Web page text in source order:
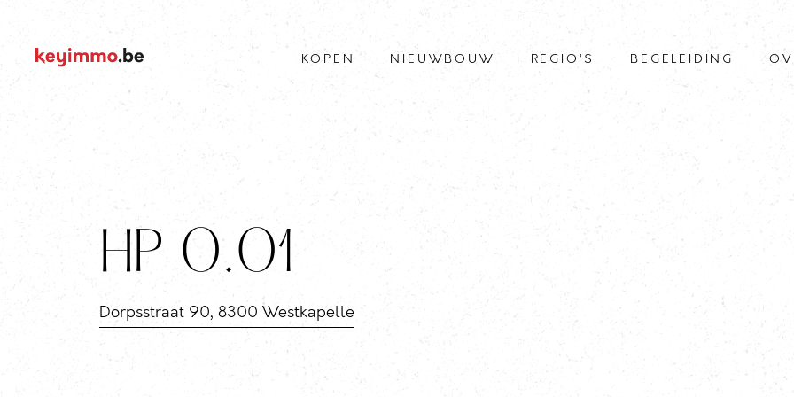
KOPEN NIEUWBOUW REGIO’S BEGELEIDING
HP 0.01
Dorpsstraat 90, 8300 Westkapelle